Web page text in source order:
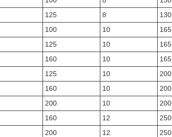
125 8 130
100 10 165
125 10 165
160 10 165
125 10 200
160 10 200
200 10 200
160 12 250
200 12 250